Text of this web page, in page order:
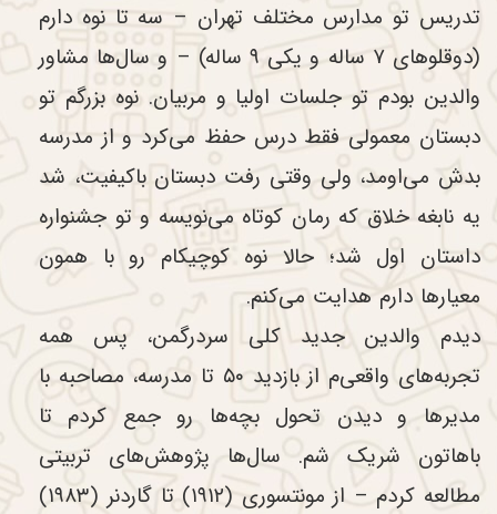
تدریس تو مدارس مختلف تهران – سه تا نوه دارم
(دوقلوهای ۷ ساله و یکی ۹ ساله) – و سال‌ها مشاور
والدین بودم تو جلسات اولیا و مربیان. نوه بزرگم تو
دبستان معمولی فقط درس حفظ می‌کرد و از مدرسه
بدش می‌اومد، ولی وقتی رفت دبستان باکیفیت، شد
یه نابغه خلاق که رمان کوتاه می‌نویسه و تو جشنواره
داستان اول شد؛ حالا نوه کوچیکام رو با همون
معیارها دارم هدایت می‌کنم.
دیدم والدین جدید کلی سردرگمن، پس همه
تجربه‌های واقعی‌م از بازدید ۵۰ تا مدرسه، مصاحبه با
مدیرها و دیدن تحول بچه‌ها رو جمع کردم تا
باهاتون شریک شم. سال‌ها پژوهش‌های تربیتی
مطالعه کردم – از مونتسوری (۱۹۱۲) تا گاردنر (۱۹۸۳)